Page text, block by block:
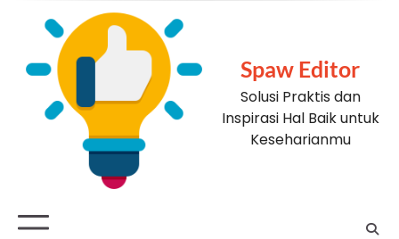
Spaw Editor
Solusi Praktis dan
Inspirasi Hal Baik untuk
Keseharianmu